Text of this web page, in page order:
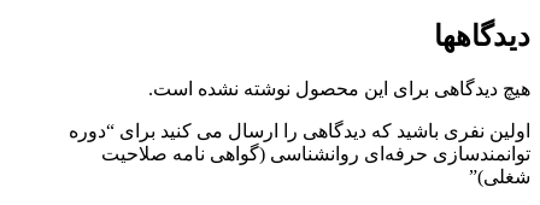
دیدگاهها
هیچ دیدگاهی برای این محصول نوشته نشده است.
اولین نفری باشید که دیدگاهی را ارسال می کنید برای “دوره
توانمندسازی حرفه‌ای روانشناسی (گواهی نامه صلاحیت
شغلی)”